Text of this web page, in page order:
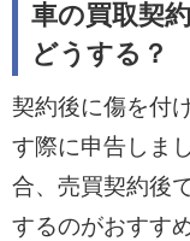
車の買取契
どうする？
契約後に傷を付
す際に申告しま
合、売買契約後
するのがおすす